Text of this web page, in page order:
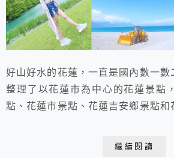
好山好水的花蓮，一直是國內數一數
整理了以花蓮市為中心的花蓮景點
點、花蓮市景點、花蓮吉安鄉景點和
繼續閱讀